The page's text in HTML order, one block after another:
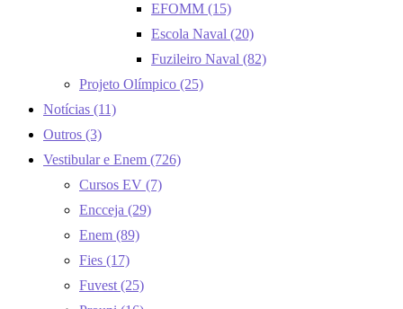
EFOMM (15)
Escola Naval (20)
Fuzileiro Naval (82)
Projeto Olímpico (25)
Notícias (11)
Outros (3)
Vestibular e Enem (726)
Cursos EV (7)
Encceja (29)
Enem (89)
Fies (17)
Fuvest (25)